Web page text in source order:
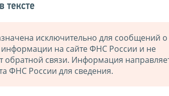
тексте
исключительно для сообщений о
информации на сайте ФНС России и не
обратной связи. Информация
ФНС России для сведения.